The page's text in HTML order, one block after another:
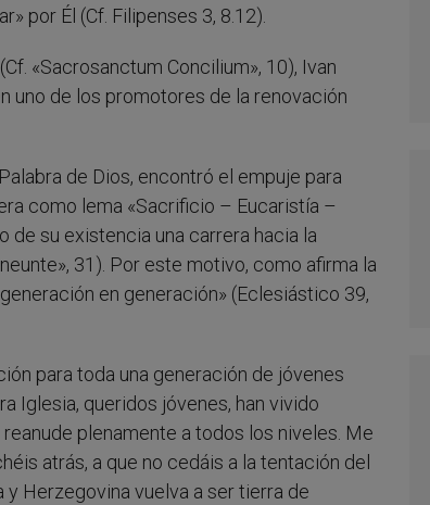
por Él (Cf. Filipenses 3, 8.12).
«Sacrosanctum Concilium», 10), Ivan
uno de los promotores de la renovación
de Dios, encontró el empuje para
como lema «Sacrificio – Eucaristía –
de su existencia una carrera hacia la
31). Por este motivo, como afirma la
en generación» (Eclesiástico 39,
para toda una generación de jóvenes
Iglesia, queridos jóvenes, han vivido
plenamente a todos los niveles. Me
atrás, a que no cedáis a la tentación del
Herzegovina vuelva a ser tierra de